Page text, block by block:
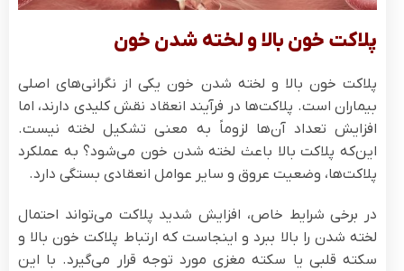
پلاکت خون بالا و لخته شدن خون
پلاکت خون بالا و لخته شدن خون یکی از نگرانی‌های اصلی
بیماران است. پلاکت‌ها در فرآیند انعقاد نقش کلیدی دارند، اما
افزایش تعداد آن‌ها لزوماً به معنی تشکیل لخته نیست.
این‌که پلاکت بالا باعث لخته شدن خون می‌شود؟ به عملکرد
پلاکت‌ها، وضعیت عروق و سایر عوامل انعقادی بستگی دارد.
در برخی شرایط خاص، افزایش شدید پلاکت می‌تواند احتمال
لخته شدن را بالا ببرد و اینجاست که ارتباط پلاکت خون بالا و
سکته قلبی یا سکته مغزی مورد توجه قرار می‌گیرد. با این